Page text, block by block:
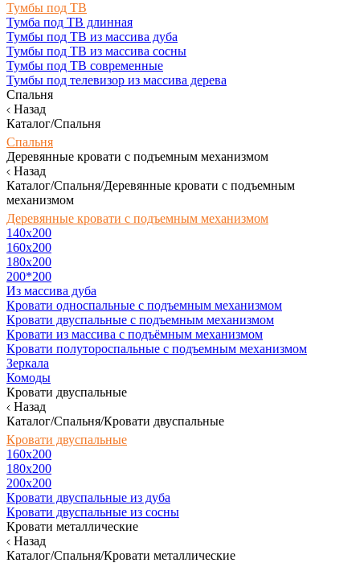
Тумбы под ТВ
Тумба под ТВ длинная
Тумбы под ТВ из массива дуба
Тумбы под ТВ из массива сосны
Тумбы под ТВ современные
Тумбы под телевизор из массива дерева
Спальня
Назад
Каталог/Спальня
Спальня
Деревянные кровати с подъемным механизмом
Назад
Каталог/Спальня/Деревянные кровати с подъемным
механизмом
Деревянные кровати с подъемным механизмом
140x200
160х200
180х200
200*200
Из массива дуба
Кровати односпальные с подъемным механизмом
Кровати двуспальные с подъемным механизмом
Кровати из массива с подъёмным механизмом
Кровати полутороспальные с подъемным механизмом
Зеркала
Комоды
Кровати двуспальные
Назад
Каталог/Спальня/Кровати двуспальные
Кровати двуспальные
160х200
180x200
200x200
Кровати двуспальные из дуба
Кровати двуспальные из сосны
Кровати металлические
Назад
Каталог/Спальня/Кровати металлические